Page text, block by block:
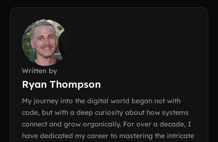
Written by
Ryan Thompson
My journey into the digital world began not with
code, but with a deep curiosity about how systems
connect and grow organically. For over a decade, I
have dedicated my career to mastering the intricate